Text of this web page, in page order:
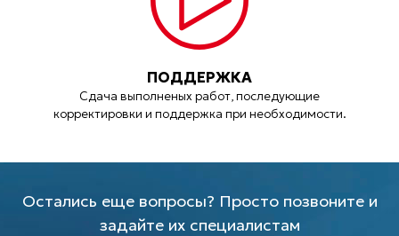
ПОДДЕРЖКА
Сдача выполненых работ, последующие
корректировки и поддержка при необходимости.
Остались еще вопросы? Просто позвоните и
задайте их специалистам